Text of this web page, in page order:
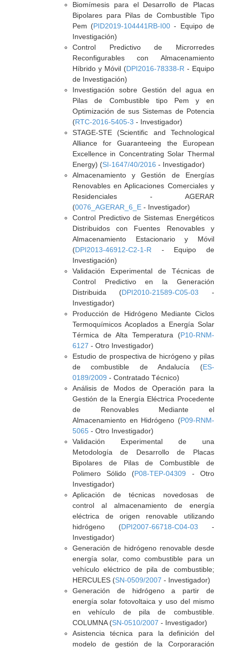
Biomímesis para el Desarrollo de Placas
Bipolares para Pilas de Combustible Tipo
Pem (PID2019-104441RB-I00 - Equipo de
Investigación)
Control Predictivo de Microrredes
Reconfigurables con Almacenamiento
Híbrido y Móvil (DPI2016-78338-R - Equipo
de Investigación)
Investigación sobre Gestión del agua en
Pilas de Combustible tipo Pem y en
Optimización de sus Sistemas de Potencia
(RTC-2016-5405-3 - Investigador)
STAGE-STE (Scientific and Technological
Alliance for Guaranteeing the European
Excellence in Concentrating Solar Thermal
Energy) (SI-1647/40/2016 - Investigador)
Almacenamiento y Gestión de Energías
Renovables en Aplicaciones Comerciales y
Residenciales - AGERAR
(0076_AGERAR_6_E- Investigador)
Control Predictivo de Sistemas Energéticos
Distribuidos con Fuentes Renovables y
Almacenamiento Estacionario y Móvil
(DPI2013-46912-C2-1-R - Equipo de
Investigación)
Validación Experimental de Técnicas de
Control Predictivo en la Generación
Distribuida (DPI2010-21589-C05-03 -
Investigador)
Producción de Hidrógeno Mediante Ciclos
Termoquímicos Acoplados a Energía Solar
Térmica de Alta Temperatura (P10-RNM-
6127 - Otro Investigador)
Estudio de prospectiva de hicrógeno y pilas
de combustible de Andalucía (ES-
0189/2009 - Contratado Técnico)
Análisis de Modos de Operación para la
Gestión de la Energía Eléctrica Procedente
de Renovables Mediante el
Almacenamiento en Hidrógeno (P09-RNM-
5065- Otro Investigador)
Validación Experimental de una
Metodología de Desarrollo de Placas
Bipolares de Pilas de Combustible de
Polimero Sólido (P08-TEP-04309 - Otro
Investigador)
Aplicación de técnicas novedosas de
control al almacenamiento de energía
eléctrica de origen renovable utilizando
hidrógeno (DPI2007-66718-C04-03 -
Investigador)
Generación de hidrógeno renovable desde
energía solar, como combustible para un
vehículo eléctrico de pila de combustible;
HERCULES (SN-0509/2007 - Investigador)
Generación de hidrógeno a partir de
energía solar fotovoltaica y uso del mismo
en vehículo de pila de combustible.
COLUMNA (SN-0510/2007 - Investigador)
Asistencia técnica para la definición del
modelo de gestión de la Corporaración